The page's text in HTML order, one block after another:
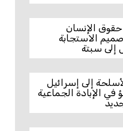
الإنسان
صميم الاستجابة
إلى سبتة
إلى إسرائيل
في الإبادة الجماعية